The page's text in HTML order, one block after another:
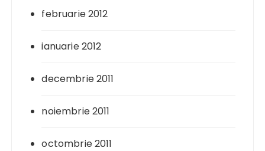
februarie 2012
ianuarie 2012
decembrie 2011
noiembrie 2011
octombrie 2011